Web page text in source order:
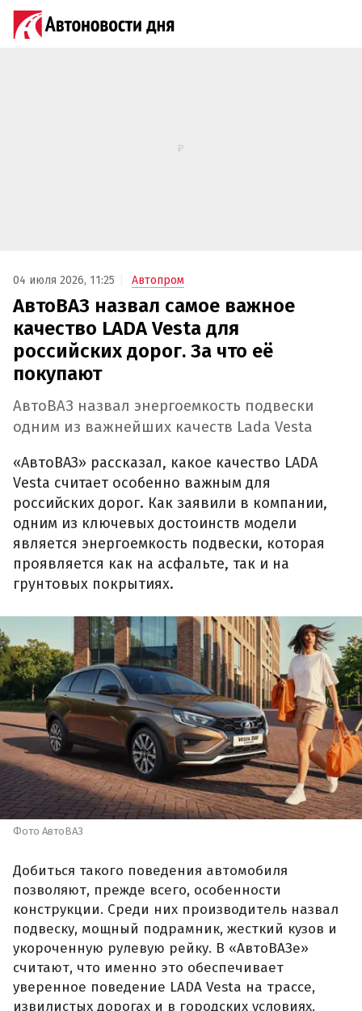
04 июля 2026, 11:25 Автопром
АвтоВАЗ назвал самое важное
качество LADA Vesta для
российских дорог. За что её
покупают
АвтоВАЗ назвал энергоемкость подвески
одним из важнейших качеств Lada Vesta
«АвтоВАЗ» рассказал, какое качество LADA
Vesta считает особенно важным для
российских дорог. Как заявили в компании,
одним из ключевых достоинств модели
является энергоемкость подвески, которая
проявляется как на асфальте, так и на
грунтовых покрытиях.
Фото АвтоВАЗ
Добиться такого поведения автомобиля
позволяют, прежде всего, особенности
конструкции. Среди них производитель назвал
подвеску, мощный подрамник, жесткий кузов и
укороченную рулевую рейку. В «АвтоВАЗе»
считают, что именно это обеспечивает
уверенное поведение LADA Vesta на трассе,
извилистых дорогах и в городских условиях.